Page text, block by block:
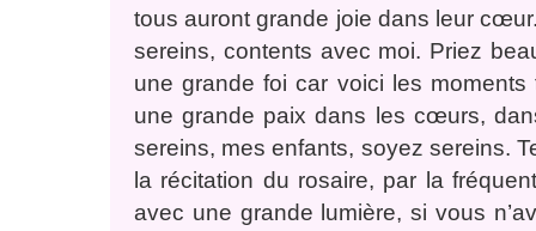
tous auront grande joie dans leur
sereins, contents avec moi. Priez
une grande foi car voici les moments
une grande paix dans les cœurs,
sereins, mes enfants, soyez sereins.
la récitation du rosaire, par la
avec une grande lumière, si vous